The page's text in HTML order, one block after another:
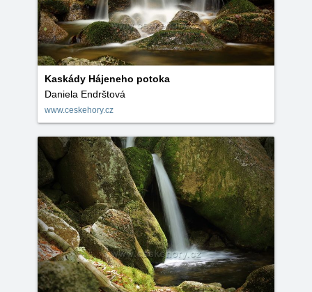
Kaskády Hájeneho potoka
Daniela Endrštová
www.ceskehory.cz